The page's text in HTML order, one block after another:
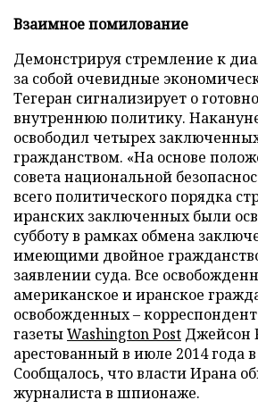
Взаимное помилование
Демонстрируя стремление к
за собой очевидные
Тегеран сигнализирует о
внутреннюю политику.
освободил четырех
гражданством. «На основе
совета национальной
всего политического порядка
иранских заключенных были
субботу в рамках обмена
имеющими двойное
заявлении суда. Все
американское и иранское
освобожденных – корреспондент
газетыWashington Post Джейсон
арестованный в июле 2014 года
Сообщалось, что власти Ирана
журналиста в шпионаже.